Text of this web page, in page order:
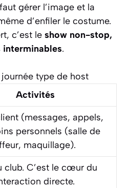
gérer l’image et la
d’enfiler le costume.
c’est le show non-stop,
interminables.
journée type de host
Activités
(messages, appels,
personnels (salle de
maquillage).
club. C’est le cœur du
directe.